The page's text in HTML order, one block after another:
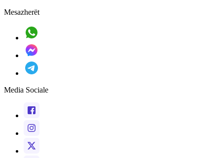
Mesazherët
Media Sociale